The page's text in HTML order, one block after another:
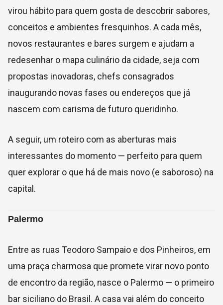
virou hábito para quem gosta de descobrir sabores,
conceitos e ambientes fresquinhos. A cada mês,
novos restaurantes e bares surgem e ajudam a
redesenhar o mapa culinário da cidade, seja com
propostas inovadoras, chefs consagrados
inaugurando novas fases ou endereços que já
nascem com carisma de futuro queridinho.
A seguir, um roteiro com as aberturas mais
interessantes do momento — perfeito para quem
quer explorar o que há de mais novo (e saboroso) na
capital.
Palermo
Entre as ruas Teodoro Sampaio e dos Pinheiros, em
uma praça charmosa que promete virar novo ponto
de encontro da região, nasce o Palermo — o primeiro
bar siciliano do Brasil. A casa vai além do conceito